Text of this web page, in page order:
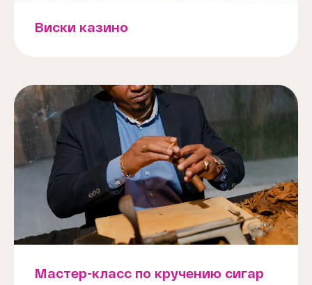
Виски казино
Мастер-класс по кручению сигар